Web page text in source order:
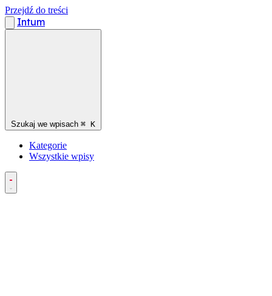
Przejdź do treści
Intum
Szukaj we wpisach ⌘ K
Kategorie
Wszystkie wpisy